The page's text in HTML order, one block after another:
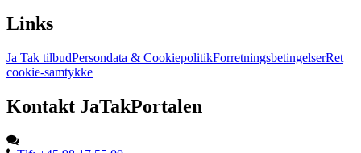
Links
Ja Tak tilbudPersondata & CookiepolitikForretningsbetingelserRet
cookie-samtykke
Kontakt JaTakPortalen